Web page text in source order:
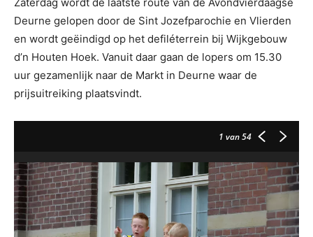
Deurne gelopen door de Sint Jozefparochie en Vlierden
en wordt geëindigd op het defiléterrein bij Wijkgebouw
d’n Houten Hoek. Vanuit daar gaan de lopers om 15.30
uur gezamenlijk naar de Markt in Deurne waar de
prijsuitreiking plaatsvindt.
1 van 54